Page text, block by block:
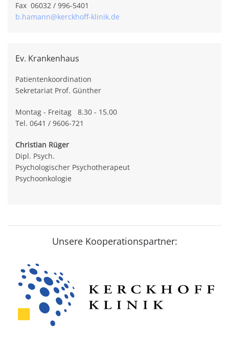
Fax 06032 / 996-5401
b.hamann@kerckhoff-klinik.de
Ev. Krankenhaus
Patientenkoordination
Sekretariat Prof. Günther
Montag - Freitag 8.30 - 15.00
Tel. 0641 / 9606-721
Christian Rüger
Dipl. Psych.
Psychologischer Psychotherapeut
Psychoonkologie
Unsere Kooperationspartner: